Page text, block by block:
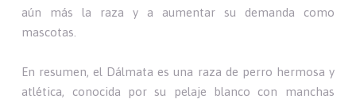
aún más la raza y a aumentar su demanda como
mascotas.
En resumen, el Dálmata es una raza de perro hermosa y
atlética, conocida por su pelaje blanco con manchas